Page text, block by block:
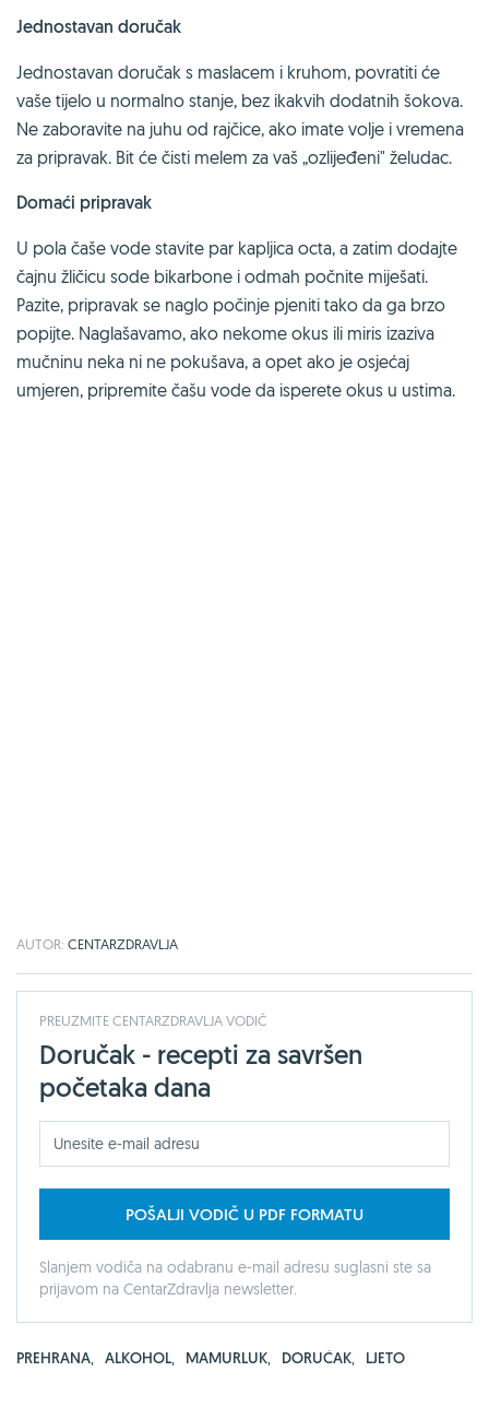
Jednostavan doručak
Jednostavan doručak s maslacem i kruhom, povratiti će
vaše tijelo u normalno stanje, bez ikakvih dodatnih šokova.
Ne zaboravite na juhu od rajčice, ako imate volje i vremena
za pripravak. Bit će čisti melem za vaš „ozlijeđeni" želudac.
Domaći pripravak
U pola čaše vode stavite par kapljica octa, a zatim dodajte
čajnu žličicu sode bikarbone i odmah počnite miješati.
Pazite, pripravak se naglo počinje pjeniti tako da ga brzo
popijte. Naglašavamo, ako nekome okus ili miris izaziva
mučninu neka ni ne pokušava, a opet ako je osjećaj
umjeren, pripremite čašu vode da isperete okus u ustima.
AUTOR: CENTARZDRAVLJA
PREUZMITE CENTARZDRAVLJA VODIČ
Doručak - recepti za savršen
početaka dana
POŠALJI VODIČ U PDF FORMATU
Slanjem vodiča na odabranu e-mail adresu suglasni ste sa
prijavom na CentarZdravlja newsletter.
PREHRANA, ALKOHOL, MAMURLUK, DORUČAK, LJETO